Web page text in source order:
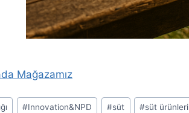
Mağazamız
#Innovation&NPD #süt #süt ürünleri